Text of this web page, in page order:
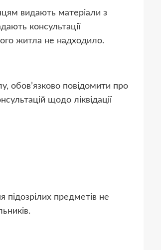
видають матеріали з
консультації
житла не надходило.
обов’язково повідомити про
щодо ліквідації
підозрілих предметів не